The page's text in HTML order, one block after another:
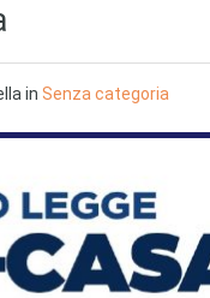
in Senza categoria